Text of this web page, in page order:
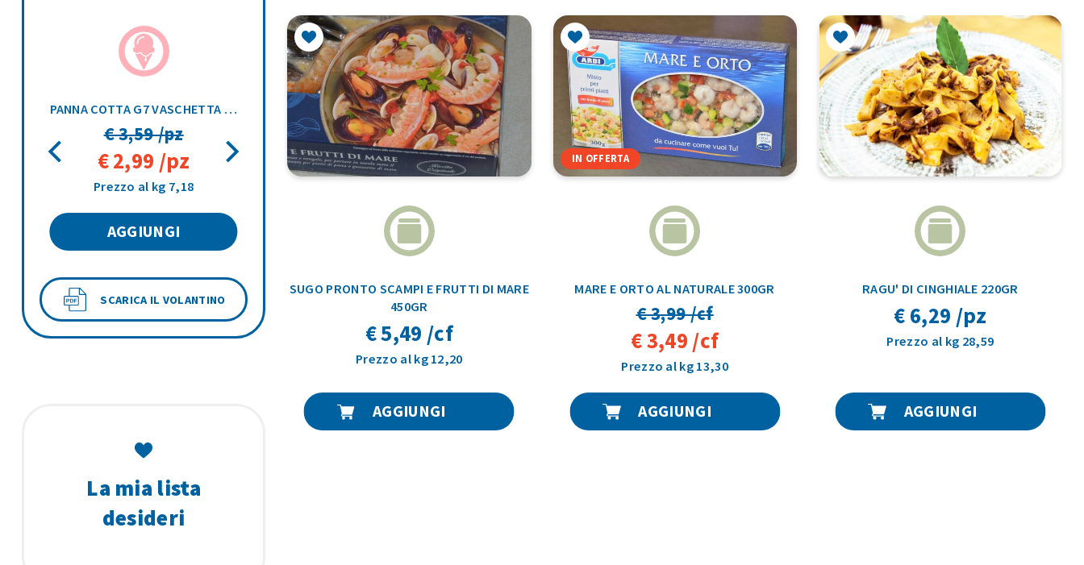
PANNA COTTA G7 VASCHETTA 500GR
€ 3,59 /pz
€ 2,99 /pz
Prezzo al kg 7,18
AGGIUNGI
SCARICA IL VOLANTINO
La mia lista
desideri
SUGO PRONTO SCAMPI E FRUTTI DI MARE
450GR
€ 5,49 /cf
Prezzo al kg 12,20
AGGIUNGI
IN OFFERTA
MARE E ORTO AL NATURALE 300GR
€ 3,99 /cf
€ 3,49 /cf
Prezzo al kg 13,30
AGGIUNGI
RAGU' DI CINGHIALE 220GR
€ 6,29 /pz
Prezzo al kg 28,59
AGGIUNGI